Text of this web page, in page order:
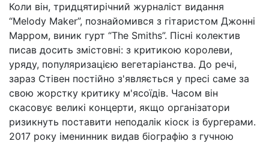
Коли він, тридцятирічний журналіст видання
“Melody Maker”, познайомився з гітаристом Джонні
Марром, виник гурт “The Smiths”. Пісні колектив
писав досить змістовні: з критикою королеви,
уряду, популяризацією вегетаріанства. До речі,
зараз Стівен постійно з'являється у пресі саме за
свою жорстку критику м'ясоїдів. Часом він
скасовує великі концерти, якщо організатори
ризикнуть поставити неподалік кіоск із бургерами.
2017 року іменинник видав біографію з гучною